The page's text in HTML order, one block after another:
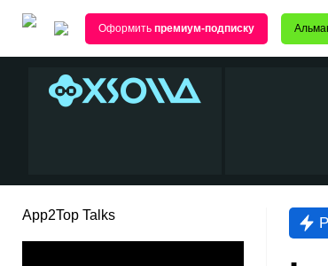
Оформить премиум-подписку
App2Top Talks